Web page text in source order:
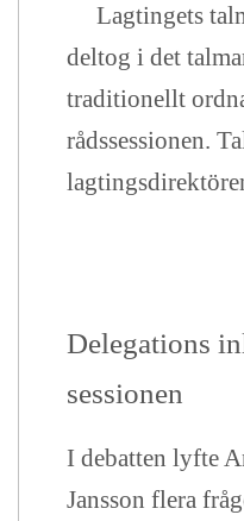
Lagtingets
deltog i det
traditionellt
rådssessionen.
Delegations
sessionen
I debatten lyfte
Jansson flera